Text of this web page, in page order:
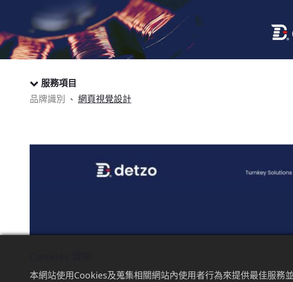
服務項目
品牌識別 、 網頁視覺設計
本網站使用Cookies及蒐集相關網站內使用者行為來提供最佳服務